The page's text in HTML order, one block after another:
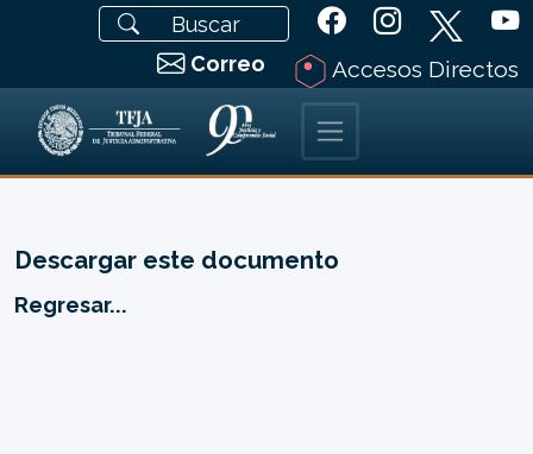
Correo Accesos Directos
Descargar este documento
Regresar...